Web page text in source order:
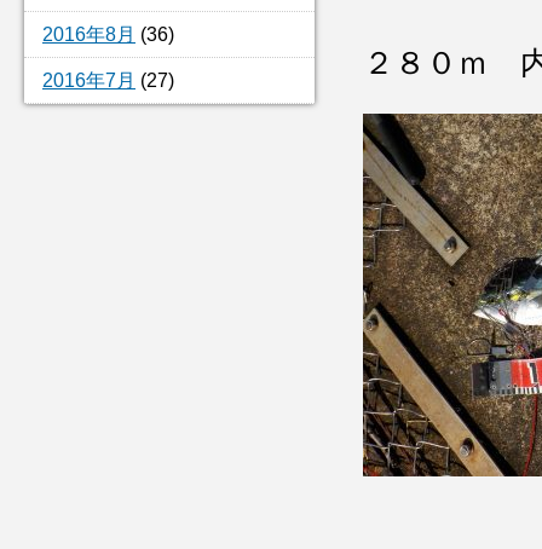
2016年8月 (36)
2016年7月 (27)
２８０ｍ